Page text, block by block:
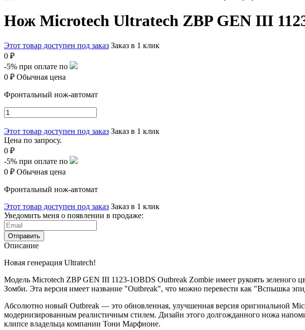
Нож Microtech Ultratech ZBP GEN III
Этот товар доступен под заказ Заказ в 1 клик
0 ₽
-5% при оплате по
0 ₽ Обычная цена
Фронтальный нож-автомат
Этот товар доступен под заказ Заказ в 1 клик
Цена по запросу.
0 ₽
-5% при оплате по
0 ₽ Обычная цена
Фронтальный нож-автомат
Этот товар доступен под заказ Заказ в 1 клик
Уведомить меня о появлении в продаже:
Отправить
Описание
Новая генерация Ultratech!
Модель Microtech ZBP GEN III 1123-1OBDS Outbreak Zombie имеет рукоять зеленого
Зомби. Эта версия имеет название "Outbreak", что можно перевести как "Вспышка
Абсолютно новый Outbreak — это обновленная, улучшенная версия оригинальной
модернизированным реалистичным стилем. Дизайн этого долгожданного ножа
клипсе владельца компании Тони Марфионе.